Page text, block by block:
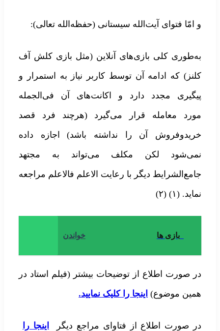
و امّا فتوای آیت‌الله سیستانی (حفظه‌الله تعالی):
به‌طوری کلی بازی‌های آنلاین (مثل بازی کلش آف
کلنز) که ادامه آن توسط کاربر نیاز به استمرار و
پیگیری مجدد دارد و اکانت‌های آن فی‌الجمله
مورد معامله قرار می‌گیرد (هرچند فرد قصد
خریدوفروش آن را نداشته باشد) اجازه داده
نمی‌شود لکن مکلف می‌تواند به مجتهد
جامع‌الشرایط دیگر با رعایت الاعلم فالاعلم مراجعه
نماید. (۱) (۲)
خواندن بازی ها
در صورت اطلاع از توضیحات بیشتر (فیلم استاد در
همین موضوع) اینجا را کلیک نمایید.
در صورت اطلاع از فتاوای مراجع دیگر
اینجا را